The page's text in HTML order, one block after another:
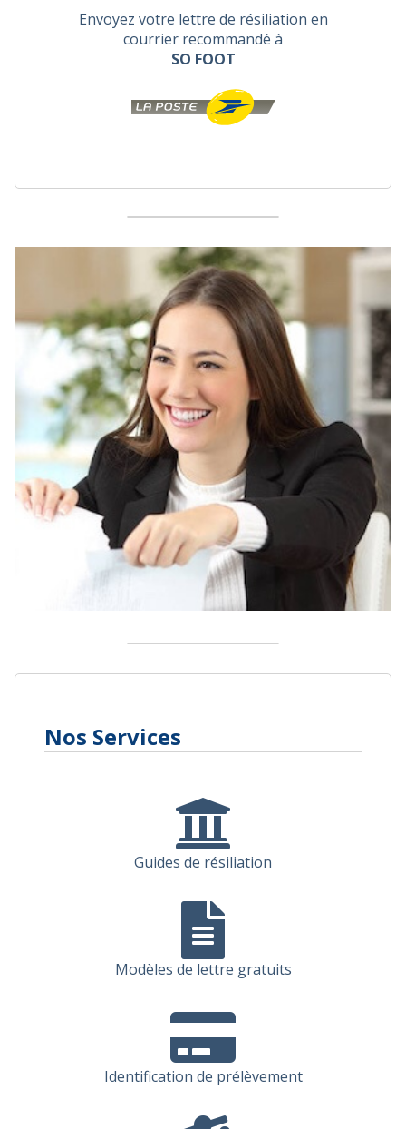
Envoyez votre lettre de résiliation en
courrier recommandé à
SO FOOT
Nos Services
Guides de résiliation
Modèles de lettre gratuits
Identification de prélèvement